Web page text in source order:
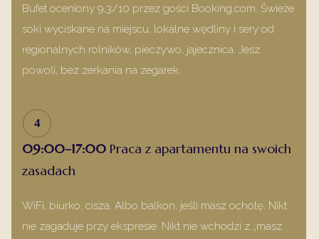
Bufet oceniony 9,3/10 przez gości Booking.com. Świeże
soki wyciskane na miejscu, lokalne wędliny i sery od
regionalnych rolników, pieczywo, jajecznica. Jesz
powoli, bez zerkania na zegarek.
4
09:00–17:00 Praca z apartamentu na swoich
zasadach
WiFi, biurko, cisza. Albo balkon, jeśli masz ochotę. Nikt
nie zagaduje przy ekspresie. Nikt nie wchodzi z „masz